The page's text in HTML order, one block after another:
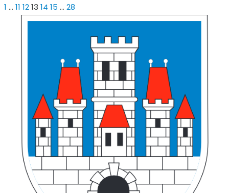
1 … 11 1213 14 15 … 28